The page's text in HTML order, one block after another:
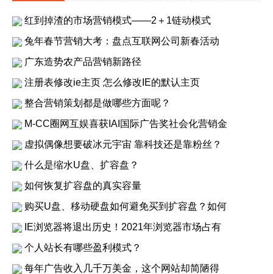
红到掉渣的市场营销模式——2＋1链动模式
兔年春节营销大考：盘点互联网公司新春活动
广东造势农产品营销新路径
注册表修改ie主页 怎么修改IE的默认主页
整合营销策划都是做哪些方面呢？
M-CC圈网互娱喜获IAI国际广告奖社会化营销金
虚拟偶像想要破冰元宇宙 靠科技还是靠粉丝？
什么是缩水U盘、扩容盘？
如何恢复扩容盘的真实容量
购买U盘、移动硬盘如何避免买到扩容盘？如何
IE浏览器将退出历史！2021年浏览器市场占有
个人站长有哪些盈利模式？
每年广告收入几千万美金，这个网站却简陋得